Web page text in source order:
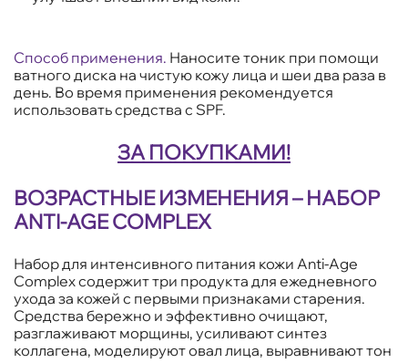
Способ применения. Наносите тоник при помощи
ватного диска на чистую кожу лица и шеи два раза в
день. Во время применения рекомендуется
использовать средства с SPF.
ЗА ПОКУПКАМИ!
ВОЗРАСТНЫЕ ИЗМЕНЕНИЯ – НАБОР
ANTI-AGE COMPLEX
Набор для интенсивного питания кожи Anti-Age
Complex содержит три продукта для ежедневного
ухода за кожей с первыми признаками старения.
Средства бережно и эффективно очищают,
разглаживают морщины, усиливают синтез
коллагена, моделируют овал лица, выравнивают тон